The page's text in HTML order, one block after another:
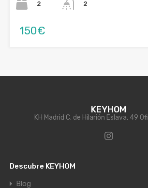
2
2
150€
KEYHOM
KH Madrid C. de Hilarión Eslava, 49
Descubre KEYHOM
Blog